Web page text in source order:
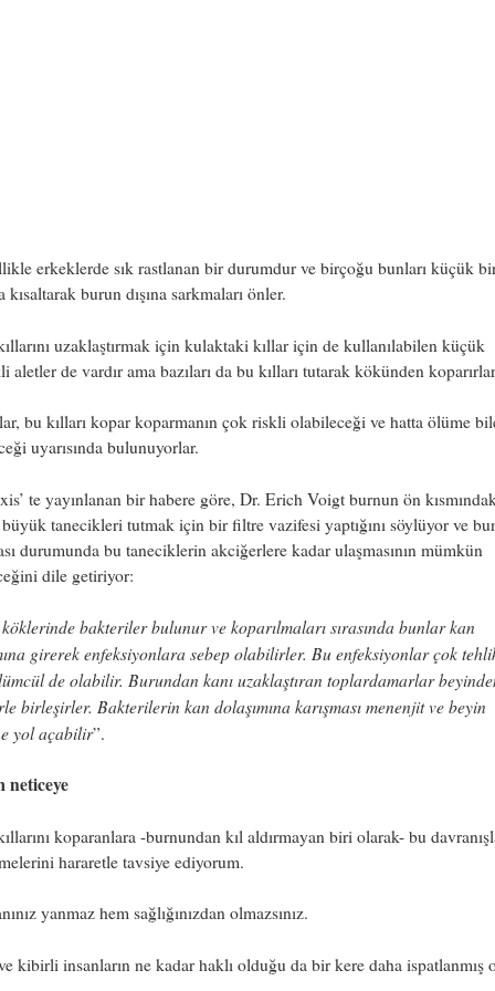
erkeklerde sık rastlanan bir durumdur ve birçoğu bunları küçük
kısaltarak burun dışına sarkmaları önler.
uzaklaştırmak için kulaktaki kıllar için de kullanılabilen küçük
aletler de vardır ama bazıları da bu kılları tutarak kökünden
bu kılları kopar koparmanın çok riskli olabileceği ve hatta ölüme
uyarısında bulunuyorlar.
te yayınlanan bir habere göre, Dr. Erich Voigt burnun ön
büyük tanecikleri tutmak için bir filtre vazifesi yaptığını söylüyor ve
durumunda bu taneciklerin akciğerlere kadar ulaşmasının mümkün
dile getiriyor:
bakteriler bulunur ve koparılmaları sırasında bunlar kan
girerek enfeksiyonlara sebep olabilirler. Bu enfeksiyonlar çok
de olabilir. Burundan kanı uzaklaştıran toplardamarlar
birleşirler. Bakterilerin kan dolaşımına karışması menenjit ve beyin
yol açabilir”.
neticeye
koparanlara -burnundan kıl aldırmayan biri olarak- bu
hararetle tavsiye ediyorum.
yanmaz hem sağlığınızdan olmazsınız.
kibirli insanların ne kadar haklı olduğu da bir kere daha ispatlanmış